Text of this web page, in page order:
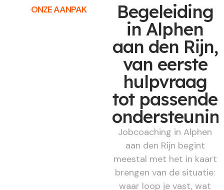
ONZE AANPAK Begeleiding
in Alphen
aan den Rijn,
van eerste
hulpvraag
tot passende
Jobcoaching in Alphen
aan den Rijn begint
meestal met het in kaart
brengen van de situatie:
waar loop je vast, wat